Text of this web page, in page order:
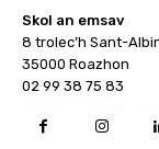
Skol an emsav
8 trolec’h Sant-
35000 Roazhon
02 99 38 75 83